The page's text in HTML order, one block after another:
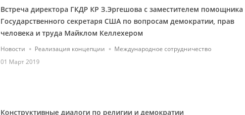
Встреча директора ГКДР КР З.Эргешова с заместителем помощника
Государственного секретаря США по вопросам демократии, прав
человека и труда Майклом Келлехером
Новости Реализация концепции
Международное сотрудничество
01 Март 2019
Конструктивные диалоги по религии и демократии